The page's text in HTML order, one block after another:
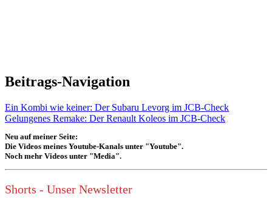
Beitrags-Navigation
Ein Kombi wie keiner: Der Subaru Levorg im JCB-Check
Gelungenes Remake: Der Renault Koleos im JCB-Check
Neu auf meiner Seite:
Die Videos meines Youtube-Kanals unter "Youtube".
Noch mehr Videos unter "Media".
Shorts - Unser Newsletter